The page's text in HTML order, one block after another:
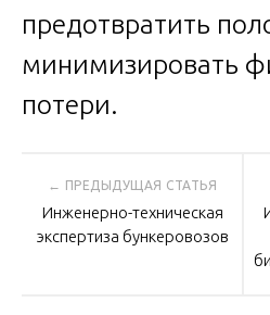
предотвратить
минимизировать
потери.
Навигация
по
Инженерно-техническая
экспертиза бункеровозов